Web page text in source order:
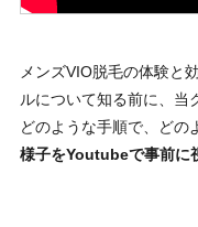
メンズVIO脱毛の体験と
ルについて知る前に、当
どのような手順で、どの
様子をYoutubeで事前に